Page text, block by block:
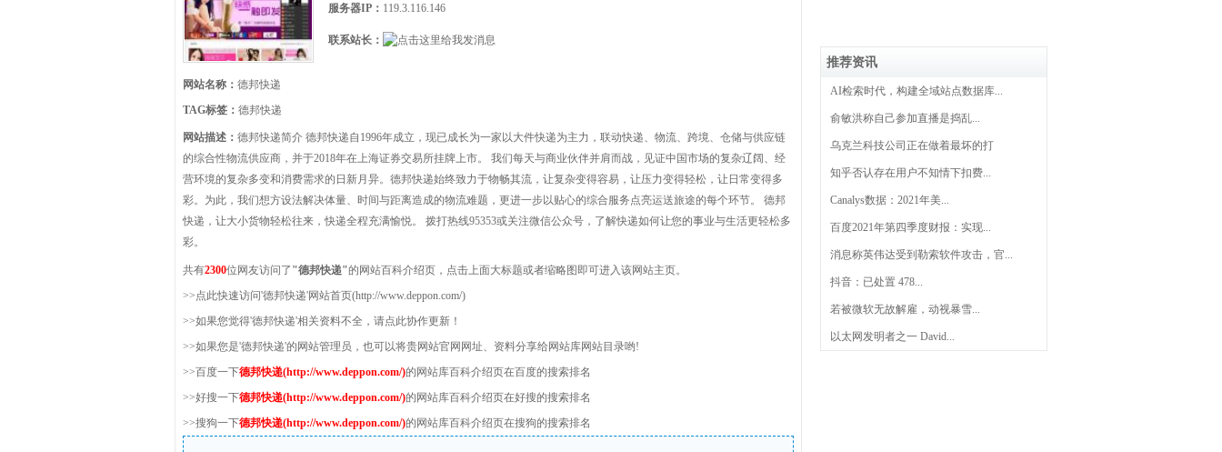
服务器IP： 119.3.116.146
联系站长：
网站名称： 德邦快递
TAG标签： 德邦快递
网站描述： 德邦快递简介 德邦快递自1996年成立，现已成长为一家以大件快递为主力，联动快递、物流、跨境、仓储与供应链
的综合性物流供应商，并于2018年在上海证券交易所挂牌上市。 我们每天与商业伙伴并肩而战，见证中国市场的复杂辽阔、经
营环境的复杂多变和消费需求的日新月异。德邦快递始终致力于物畅其流，让复杂变得容易，让压力变得轻松，让日常变得多
彩。为此，我们想方设法解决体量、时间与距离造成的物流难题，更进一步以贴心的综合服务点亮运送旅途的每个环节。 德邦
快递，让大小货物轻松往来，快递全程充满愉悦。 拨打热线95353或关注微信公众号，了解快递如何让您的事业与生活更轻松多
彩。
共有2300位网友访问了 "德邦快递"的网站百科介绍页，点击上面大标题或者缩略图即可进入该网站主页。
>>点此快速访问'德邦快递'网站首页(http://www.deppon.com/)
>>如果您觉得'德邦快递'相关资料不全，请点此协作更新！
>>如果您是'德邦快递'的网站管理员，也可以将贵网站官网网址、资料分享给网站库网站目录哟!
>>百度一下德邦快递(http://www.deppon.com/)的网站库百科介绍页在百度的搜索排名
>>好搜一下德邦快递(http://www.deppon.com/)的网站库百科介绍页在好搜的搜索排名
>>搜狗一下德邦快递(http://www.deppon.com/)的网站库百科介绍页在搜狗的搜索排名
推荐资讯
AI检索时代，构建全域站点数据库...
俞敏洪称自己参加直播是捣乱...
乌克兰科技公司正在做着最坏的打
知乎否认存在用户不知情下扣费...
Canalys数据：2021年美...
百度2021年第四季度财报：实现...
消息称英伟达受到勒索软件攻击，官...
抖音：已处置 478...
若被微软无故解雇，动视暴雪...
以太网发明者之一 David...